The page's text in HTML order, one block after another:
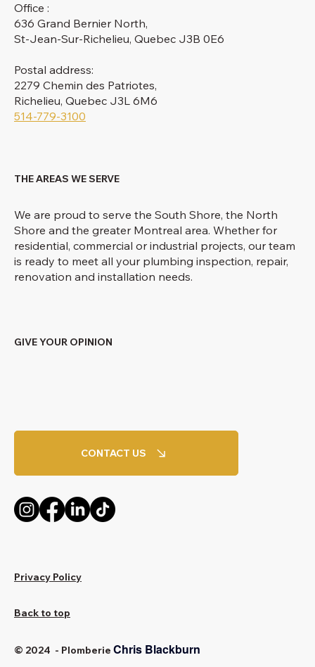
Office :
636 Grand Bernier North,
St-Jean-Sur-Richelieu, Quebec J3B 0E6
Postal address:
2279 Chemin des Patriotes,
Richelieu, Quebec J3L 6M6
514-779-3100
THE AREAS WE SERVE
We are proud to serve the South Shore, the North
Shore and the greater Montreal area. Whether for
residential, commercial or industrial projects, our team
is ready to meet all your plumbing inspection, repair,
renovation and installation needs.
GIVE YOUR OPINION
CONTACT US
Privacy Policy
Back to top
© 2024 - Plomberie Chris Blackburn